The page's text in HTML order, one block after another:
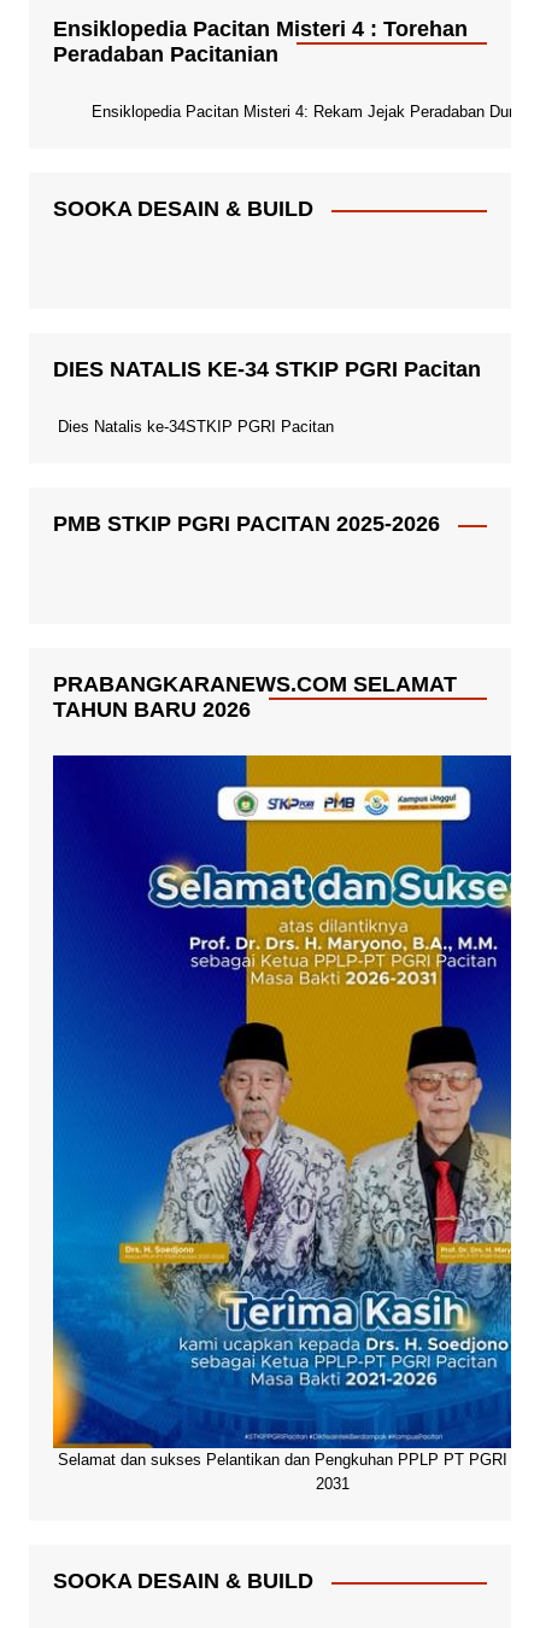
Ensiklopedia Pacitan Misteri 4 : Torehan
Peradaban Pacitanian
Ensiklopedia Pacitan Misteri 4: Rekam Jejak Peradaban Dunia
SOOKA DESAIN & BUILD
DIES NATALIS KE-34 STKIP PGRI Pacitan
Dies Natalis ke-34STKIP PGRI Pacitan
PMB STKIP PGRI PACITAN 2025-2026
PRABANGKARANEWS.COM SELAMAT
TAHUN BARU 2026
Selamat dan sukses Pelantikan dan Pengkuhan PPLP PT PGRI
2031
SOOKA DESAIN & BUILD